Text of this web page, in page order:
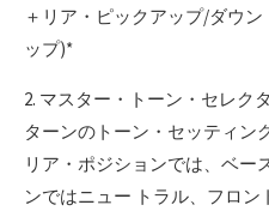
＋リア・ピックアップ/ダウ
ップ)*
2. マスター・トーン・セレク
ターンのトーン・セッティン
リア・ポジションでは、ベー
ンではニュー トラル、フロ